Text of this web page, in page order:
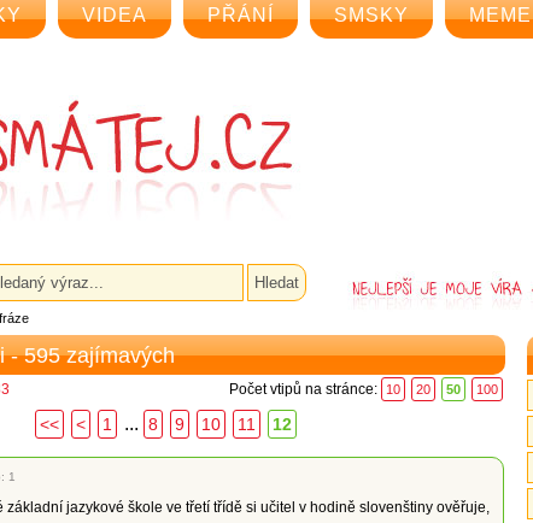
VIDEA PŘÁNÍ SMSKY
MEME
- 595 zajímavých
Počet vtipů na stránce: 10 20 50 100
<< < 1 ... 8 9 10 11 12
1
základní jazykové škole ve třetí třídě si učitel v hodině slovenštiny ověřuje,